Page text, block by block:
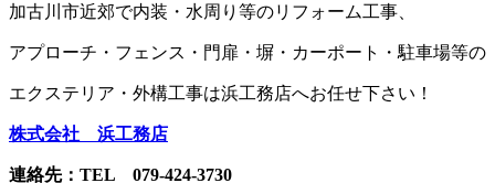
加古川市近郊で内装・水周り等のリフォーム工事、
アプローチ・フェンス・門扉・塀・カーポート・駐車場等の
エクステリア・外構工事は浜工務店へお任せ下さい！
株式会社 浜工務店
連絡先：TEL 079-424-3730